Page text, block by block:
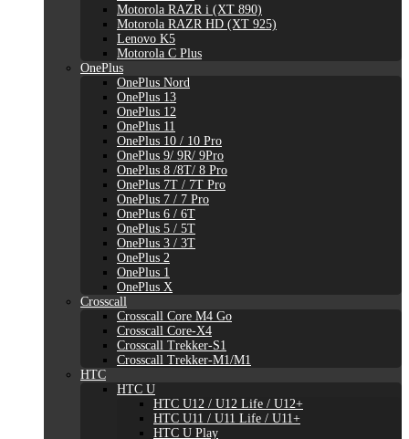
Motorola RAZR i (XT 890)
Motorola RAZR HD (XT 925)
Lenovo K5
Motorola C Plus
OnePlus
OnePlus Nord
OnePlus 13
OnePlus 12
OnePlus 11
OnePlus 10 / 10 Pro
OnePlus 9/ 9R/ 9Pro
OnePlus 8 /8T/ 8 Pro
OnePlus 7T / 7T Pro
OnePlus 7 / 7 Pro
OnePlus 6 / 6T
OnePlus 5 / 5T
OnePlus 3 / 3T
OnePlus 2
OnePlus 1
OnePlus X
Crosscall
Crosscall Core M4 Go
Crosscall Core-X4
Crosscall Trekker-S1
Crosscall Trekker-M1/M1
HTC
HTC U
HTC U12 / U12 Life / U12+
HTC U11 / U11 Life / U11+
HTC U Play